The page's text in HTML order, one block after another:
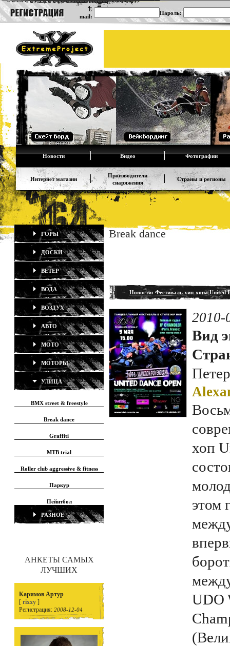
E-
mail:
Пароль:
Новости Видео Фотографии
Интернет магазин
Производители
снаряжения
Страны и регионы
ГОРЫ
ДОСКИ
ВЕТЕР
ВОДА
ВОЗДУХ
АВТО
МОТО
МОТОРЫ
УЛИЦА
BMX street & freestyle
Break dance
Graffiti
MTB trial
Roller club aggressive & fitness
Паркур
Пейнтбол
РАЗНОЕ
АНКЕТЫ САМЫХ
ЛУЧШИХ
Каримов Артур
[ rixxy ]
Регистрация: 2008-12-04
Break dance
Новости: Фестиваль хип-хопа United
2010-
Вид
хоп
этом
UDO